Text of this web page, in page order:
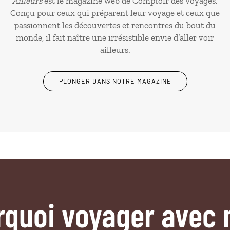
Conçu pour ceux qui préparent leur voyage et ceux que
passionnent les découvertes et rencontres du bout du
monde, il fait naître une irrésistible envie d’aller voir
ailleurs.
PLONGER DANS NOTRE MAGAZINE
voyager avec